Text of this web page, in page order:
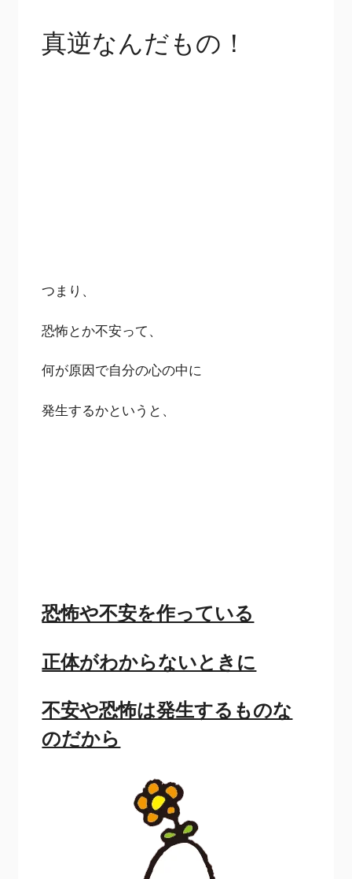
真逆なんだもの！
つまり、
恐怖とか不安って、
何が原因で自分の心の中に
発生するかというと、
恐怖や不安を作っている
正体がわからないときに
不安や恐怖は発生するものな
のだから